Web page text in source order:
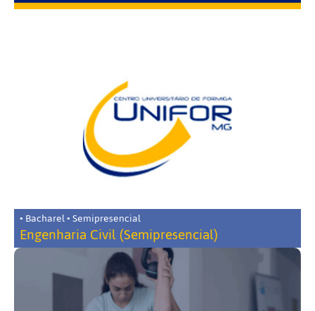
• Bacharel • Semipresencial
Engenharia Civil (Semipresencial)